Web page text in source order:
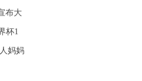
布大
杯1
妈妈